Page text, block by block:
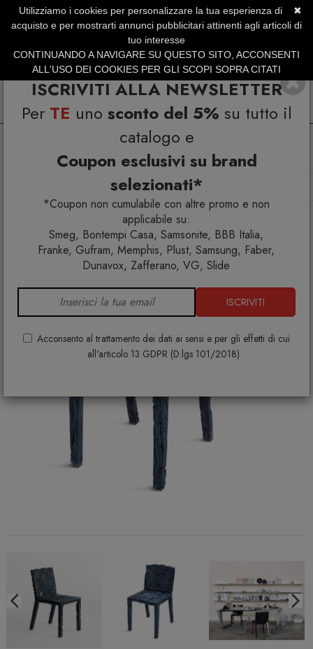
ISCRIVITI ALLA NEWSLETTER
Per TE uno sconto del 5% su tutto il
catalogo e
Coupon esclusivi su brand
selezionati*
*Coupon non cumulabile con altre promo e non
applicabile su:
Smeg, Bontempi Casa, Samsonite, BBB Italia,
Franke, Gufram, Memphis, Plust, Samsung, Faber,
Dunavox, Zafferano, VG, Slide
ISCRIVITI
Acconsento al trattamento dei dati ai sensi e per gli effetti di cui
all'articolo 13 GDPR (D.lgs 101/2018)
SERVIZIO CLIENTI +39.0773.470.562
SUMMER SALES | Fino al 31 Agosto
Arredo interno Sedie
✖
Utilizziamo i cookies per personalizzare la tua esperienza di
acquisto e per mostrarti annunci pubblicitari attinenti agli articoli di
tuo interesse
CONTINUANDO A NAVIGARE SU QUESTO SITO, ACCONSENTI
ALL'USO DEI COOKIES PER GLI SCOPI SOPRA CITATI